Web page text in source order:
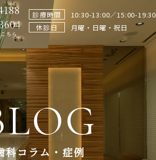
ちら
診療時間
10:30-13:00／15:00-19:30
休診日
月曜・日曜・祝日
科コラム・症例